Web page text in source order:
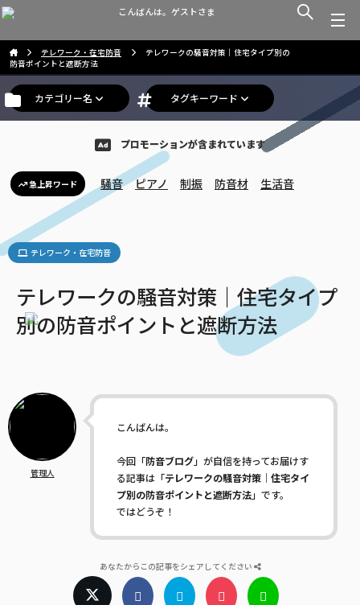
こんばんは。ゲストさま
テレワーク・在宅防音
テレワークの騒音対策｜住宅タイプ別の
防音ポイントと遮断方法
カテゴリー名 タグキーワード
プロモーションが含まれています
急上昇ワード 騒音 ピアノ 制振 防音材 生活音
テレワーク・在宅防音
テレワークの騒音対策｜住宅タイプ
別の防音ポイントと遮断方法
管理人
こんばんは。
今回「防音ブログ」が自信を持ってお届けす
る記事は「テレワークの騒音対策｜住宅タイ
プ別の防音ポイントと遮断方法」です。
ではどうぞ！
あなたからこの記事をシェアしてください